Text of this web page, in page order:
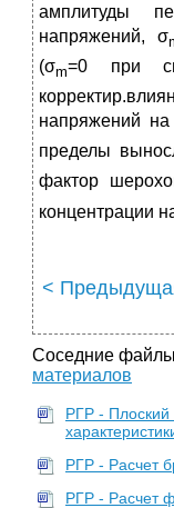
амплитуды
напряжений, σ
(σm=0 при
напряжений на
пределы
фактор
концентрации
<
Соседние
материалов
РГР - Плоский
РГР - Расчет
РГР - Расчет